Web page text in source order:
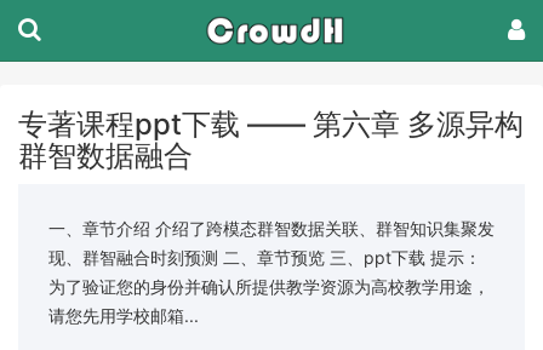
专著课程ppt下载 —— 第六章 多源异构
群智数据融合
一、章节介绍 介绍了跨模态群智数据关联、群智知识集聚发
现、群智融合时刻预测 二、章节预览 三、ppt下载 提示：
为了验证您的身份并确认所提供教学资源为高校教学用途，
请您先用学校邮箱...